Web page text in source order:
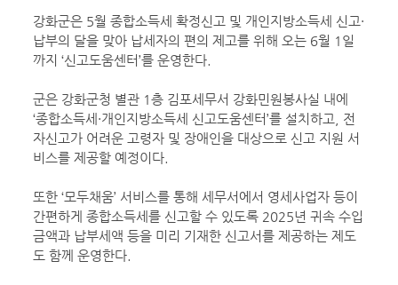
강화군은 5월 종합소득세 확정신고 및 개인지방소득세 신고·
납부의 달을 맞아 납세자의 편의 제고를 위해 오는 6월 1일
까지 ‘신고도움센터’를 운영한다.
군은 강화군청 별관 1층 김포세무서 강화민원봉사실 내에
‘종합소득세·개인지방소득세 신고도움센터’를 설치하고, 전
자신고가 어려운 고령자 및 장애인을 대상으로 신고 지원 서
비스를 제공할 예정이다.
또한 ‘모두채움’ 서비스를 통해 세무서에서 영세사업자 등이
간편하게 종합소득세를 신고할 수 있도록 2025년 귀속 수입
금액과 납부세액 등을 미리 기재한 신고서를 제공하는 제도
도 함께 운영한다.